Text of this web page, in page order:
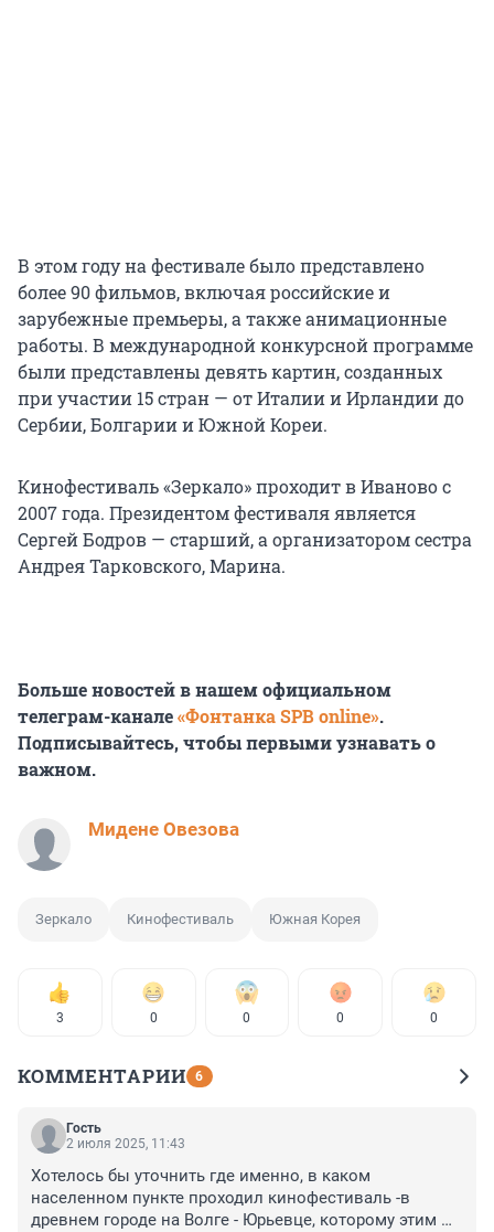
В этом году на фестивале было представлено
более 90 фильмов, включая российские и
зарубежные премьеры, а также анимационные
работы. В международной конкурсной программе
были представлены девять картин, созданных
при участии 15 стран — от Италии и Ирландии до
Сербии, Болгарии и Южной Кореи.
Кинофестиваль «Зеркало» проходит в Иваново с
2007 года. Президентом фестиваля является
Сергей Бодров — старший, а организатором сестра
Андрея Тарковского, Марина.
Больше новостей в нашем официальном
телеграм-канале«Фонтанка SPB online».
Подписывайтесь, чтобы первыми узнавать о
важном.
Мидене Овезова
Зеркало Кинофестиваль Южная Корея
3 0 0 0 0
КОММЕНТАРИИ 6
Гость
2 июля 2025, 11:43
Хотелось бы уточнить где именно, в каком
населенном пункте проходил кинофестиваль -в
древнем городе на Волге - Юрьевце, которому этим